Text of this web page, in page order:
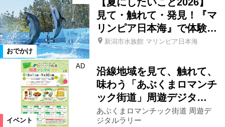
おでかけ
見て・触れて・発見！『マ
リンピア日本海』で体験…
新潟市水族館 マリンピア日本海
イベント
AD
沿線地域を見て、触れて、
味わう「あぶくまロマンチ
ック街道」周遊デジタ…
あぶくまロマンチック街道 周遊デ
ジタルラリー